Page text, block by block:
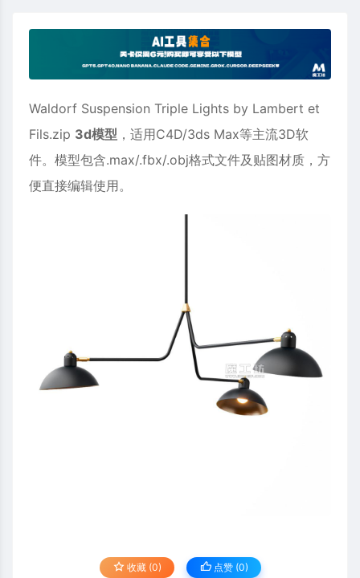
Waldorf Suspension Triple Lights by Lambert et
Fils.zip 3d模型 ，适用C4D/3ds Max等主流3D软
件。模型包含.max/.fbx/.obj格式文件及贴图材质，方
便直接编辑使用。
收藏 (0) 点赞 (0)